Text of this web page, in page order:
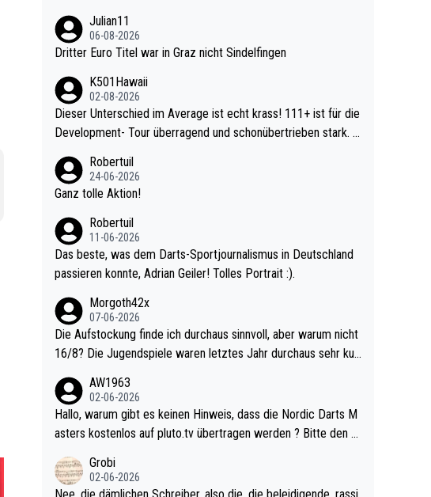
Julian11
06-08-2026
Dritter Euro Titel war in Graz nicht Sindelfingen
K501Hawaii
02-08-2026
Dieser Unterschied im Average ist echt krass! 111+ ist für die
Development- Tour überragend und schonübertrieben stark. U
e mal 40+ erst recht. Da gewinnst keinen Blumentopf - ist ja n
och krasser wie ein Pokalspiel eines Kreisligisten vs einem Bu
Robertuil
24-06-2026
Ganz tolle Aktion!
Robertuil
11-06-2026
Das beste, was dem Darts-Sportjournalismus in Deutschland
passieren konnte, Adrian Geiler! Tolles Portrait :).
Morgoth42x
07-06-2026
Die Aufstockung finde ich durchaus sinnvoll, aber warum nicht
16/8? Die Jugendspiele waren letztes Jahr durchaus sehr kur
l. Allerdings ist Mitchell Lawrie als Nummer 1 der Welt eh quali
fiziert. Somit ändert die automatische Qualifikation des Weltm
eisters erstmal nichts. Ich denke sie wollen damit für nächste
d wohl wenig WDF Turniere spielen. Dies war bei Archie Self l
etztes Jahr der Fall. Er musste als amtierender Weltmeister d
AW1963
02-06-2026
Hallo, warum gibt es keinen Hinweis, dass die Nordic Darts M
asters kostenlos auf pluto.tv übertragen werden ? Bitte den A
Grobi
02-06-2026